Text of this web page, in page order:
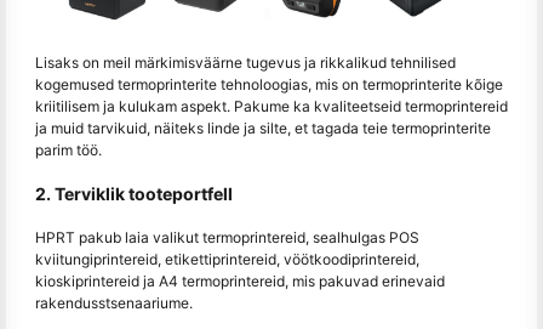
Lisaks on meil märkimisväärne tugevus ja rikkalikud tehnilised
kogemused termoprinterite tehnoloogias, mis on termoprinterite kõige
kriitilisem ja kulukam aspekt. Pakume ka kvaliteetseid termoprintereid
ja muid tarvikuid, näiteks linde ja silte, et tagada teie termoprinterite
parim töö.
2. Terviklik tooteportfell
HPRT pakub laia valikut termoprintereid, sealhulgas POS
kviitungiprintereid, etikettiprintereid, vöötkoodiprintereid,
kioskiprintereid ja A4 termoprintereid, mis pakuvad erinevaid
rakendusstsenaariume.